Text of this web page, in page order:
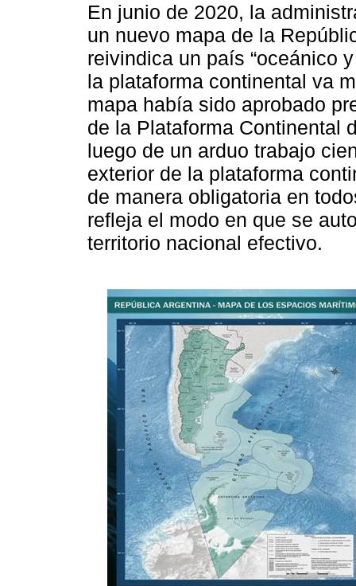
En junio de 2020, la
un nuevo mapa de la
reivindica un país “oceánico
la plataforma continental va
mapa había sido aprobado
de la Plataforma Continental
luego de un arduo trabajo
exterior de la plataforma
de manera obligatoria en
refleja el modo en que se
territorio nacional efectivo.